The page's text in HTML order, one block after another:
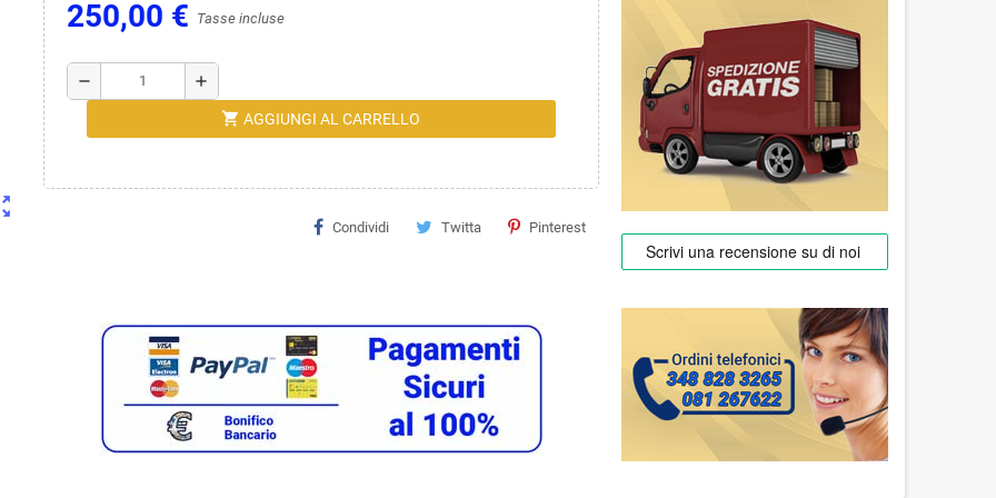
250,00 € Tasse incluse
remove add
shopping_cart AGGIUNGI AL CARRELLO
Condividi Twitta Pinterest